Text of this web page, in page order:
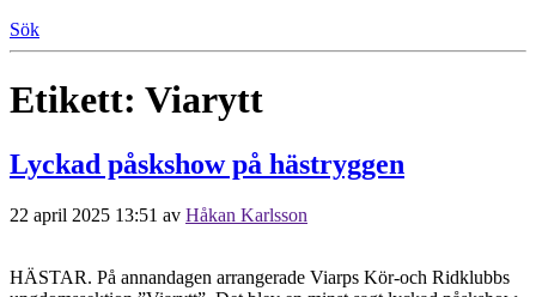
Sök
Etikett: Viarytt
Lyckad påskshow på hästryggen
22 april 2025 13:51 av Håkan Karlsson
HÄSTAR. På annandagen arrangerade Viarps Kör-och Ridklubbs